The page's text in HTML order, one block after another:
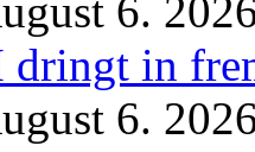
6.
in
6.